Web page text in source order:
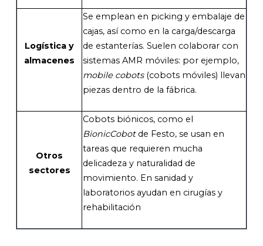
Logística y
almacenes
Se emplean en picking y embalaje de
cajas, así como en la carga/descarga
de estanterías. Suelen colaborar con
sistemas AMR móviles: por ejemplo,
mobile cobots(cobots móviles) llevan
piezas dentro de la fábrica.
Otros
sectores
Cobots biónicos, como el
BionicCobotde Festo, se usan en
tareas que requieren mucha
delicadeza y naturalidad de
movimiento. En sanidad y
laboratorios ayudan en cirugías y
rehabilitación